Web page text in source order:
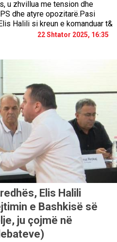
u zhvillua me tension dhe
dhe atyre opozitarë.Pasi
Halili si kreun e komanduar t&
22 Shtator 2025, 16:35
Elis Halili
e Bashkisë së
ju çojmë në